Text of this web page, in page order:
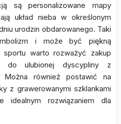
są personalizowane mapy
układ nieba w określonym
urodzin obdarowanego. Taki
i może być piękną
sportu warto rozważyć zakup
do ulubionej dyscypliny z
Można również postawić na
z grawerowanymi szklankami
idealnym rozwiązaniem dla